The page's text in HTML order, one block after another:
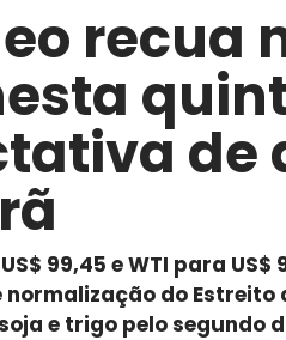
recua
de
99,45 e WTI para
do Estreito
e trigo pelo segundo